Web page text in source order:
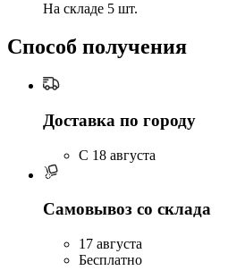
На складе 5 шт.
Способ получения
Доставка по городу
C 18 августа
Самовывоз со склада
17 августа
Бесплатно